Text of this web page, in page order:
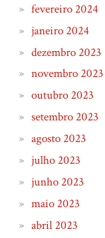
fevereiro 2024
janeiro 2024
dezembro 2023
novembro 2023
outubro 2023
setembro 2023
agosto 2023
julho 2023
junho 2023
maio 2023
abril 2023